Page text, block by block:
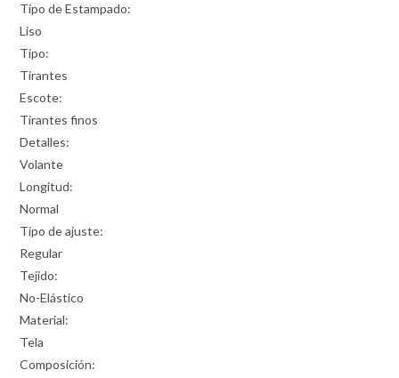
Tipo de Estampado:
Liso
Tipo:
Tirantes
Escote:
Tirantes finos
Detalles:
Volante
Longitud:
Normal
Tipo de ajuste:
Regular
Tejido:
No-Elástico
Material:
Tela
Composición: